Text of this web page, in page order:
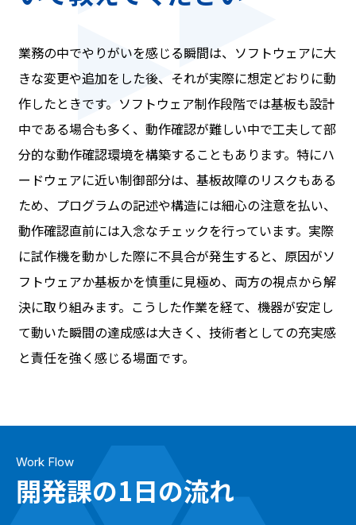
業務の中でやりがいを感じる瞬間は、ソフトウェアに大
きな変更や追加をした後、それが実際に想定どおりに動
作したときです。ソフトウェア制作段階では基板も設計
中である場合も多く、動作確認が難しい中で工夫して部
分的な動作確認環境を構築することもあります。特にハ
ードウェアに近い制御部分は、基板故障のリスクもある
ため、プログラムの記述や構造には細心の注意を払い、
動作確認直前には入念なチェックを行っています。実際
に試作機を動かした際に不具合が発生すると、原因がソ
フトウェアか基板かを慎重に見極め、両方の視点から解
決に取り組みます。こうした作業を経て、機器が安定し
て動いた瞬間の達成感は大きく、技術者としての充実感
と責任を強く感じる場面です。
Work Flow
開発課の1日の流れ